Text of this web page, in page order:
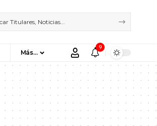
Más…
9